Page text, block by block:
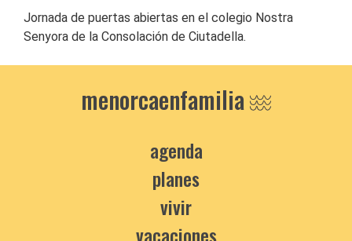
Jornada de puertas abiertas en el colegio Nostra
Senyora de la Consolación de Ciutadella.
menorcaenfamilia
agenda
planes
vivir
vacaciones